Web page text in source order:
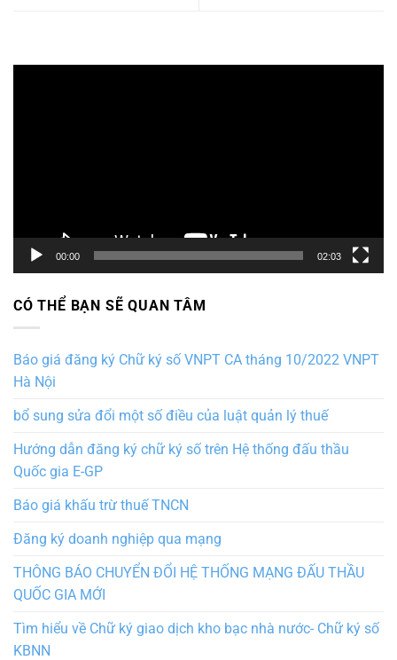
00:00 02:03
CÓ THỂ BẠN SẼ QUAN TÂM
Báo giá đăng ký Chữ ký số VNPT CA tháng 10/2022 VNPT
Hà Nội
bổ sung sửa đổi một số điều của luật quản lý thuế
Hướng dẫn đăng ký chữ ký số trên Hệ thống đấu thầu
Quốc gia E-GP
Báo giá khấu trừ thuế TNCN
Đăng ký doanh nghiệp qua mạng
THÔNG BÁO CHUYỂN ĐỔI HỆ THỐNG MẠNG ĐẤU THẦU
QUỐC GIA MỚI
Tìm hiểu về Chữ ký giao dịch kho bạc nhà nước- Chữ ký số
KBNN